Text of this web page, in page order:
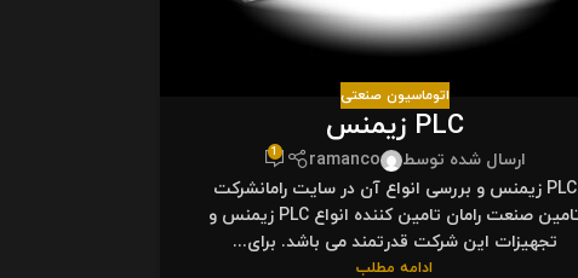
اتوماسیون صنعتی
PLC زیمنس
ارسال شده توسط ramanco
1
PLC زیمنس و بررسی انواع آن در سایت رامانشرکت
تامین صنعت رامان تامین کننده انواع PLC زیمنس و
تجهیزات این شرکت قدرتمند می باشد. برای...
ادامه مطلب